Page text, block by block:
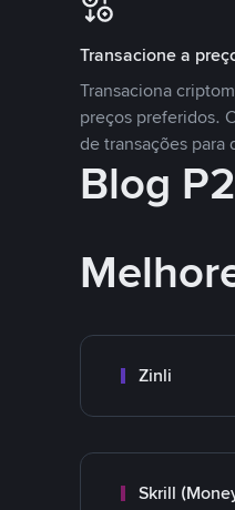
Transacione a
Transaciona
preços preferidos.
de transações para
Blog
Zinli
Skrill